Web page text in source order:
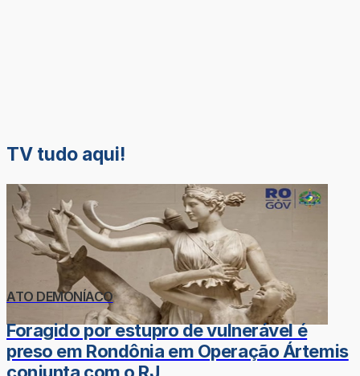
TV tudo aqui!
ATO DEMONÍACO
Foragido por estupro de vulnerável é
preso em Rondônia em Operação Ártemis